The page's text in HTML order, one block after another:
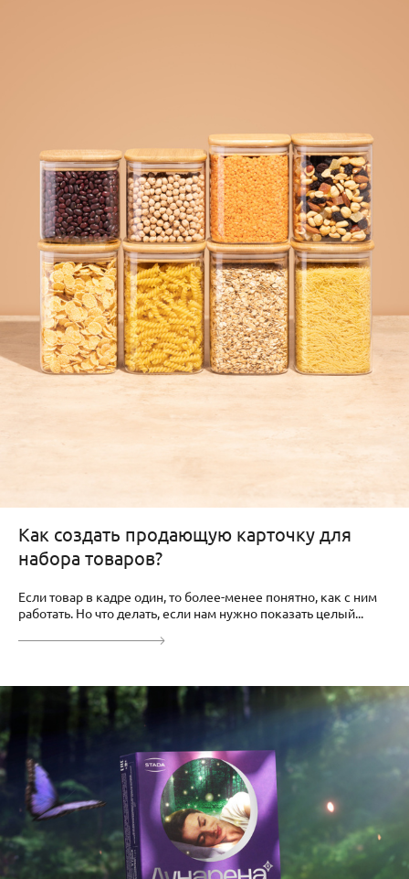
Как создать продающую карточку для
набора товаров?
Если товар в кадре один, то более-менее понятно, как с ним
работать. Но что делать, если нам нужно показать целый...